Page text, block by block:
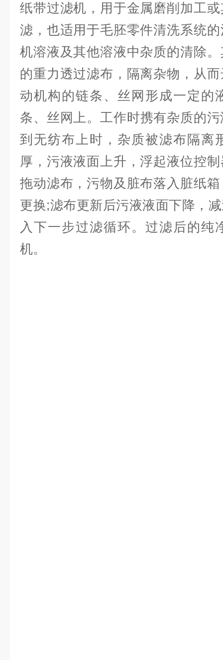
纸带过滤机，用于金属磨削加工
滤，也适用于毛胚零件清洗系统
机溶液及其他溶液中杂质的清除。
的重力透过滤布，隔离杂物，从
动机构的链条、丝网形成一定的
条、丝网上。 工作时携有杂质的
到无纺布上时，杂质被滤布隔离
厚，污液液面上升，浮起液位控
拖动滤布，污物及脏布落入脏纸
更换;滤布更新后污液液面下降，
入下一步过滤循环。过滤后的纯
机。